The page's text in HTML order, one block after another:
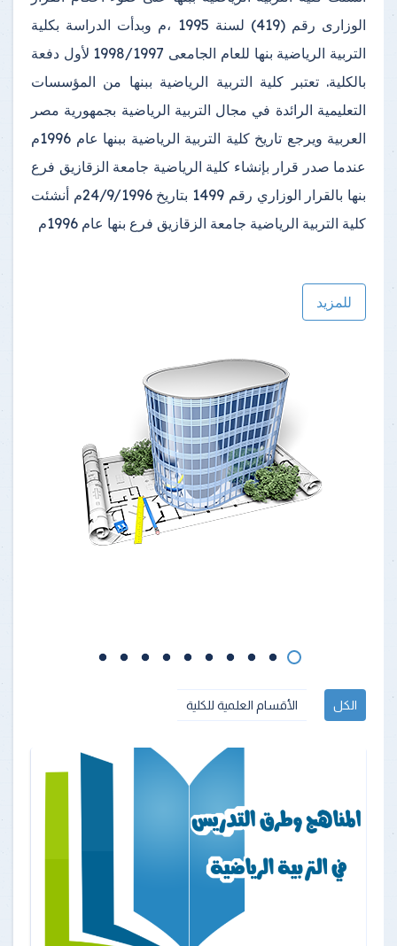
الوزارى رقم (419) لسنة 1995 ،م وبدأت الدراسة بكلية
التربية الرياضية بنها للعام الجامعى 1998/1997 لأول دفعة
بالكلية. تعتبر كلية التربية الرياضية ببنها من المؤسسات
التعليمية الرائدة في مجال التربية الرياضية بجمهورية مصر
العربية
ويرجع تاريخ كلية التربية الرياضية ببنها عام 1996م
عندما صدر قرار بإنشاء كلية الرياضية جامعة الزقازيق فرع
بنها بالقرار الوزاري رقم 1499 بتاريخ 24/9/1996م أنشئت
كلية التربية الرياضية جامعة الزقازيق فرع بنها عام 1996م
للمزيد
الكل الأقسام العلمية للكلية